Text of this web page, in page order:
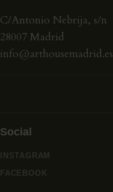
C/Antonio Nebrija, s/n
28007 Madrid
info@arthousemadrid.es
Social
INSTAGRAM
FACEBOOK